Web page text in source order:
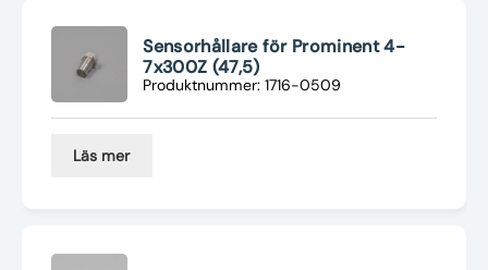
Sensorhållare för Prominent 4-
7x300Z (47,5)
Produktnummer: 1716-0509
Läs mer